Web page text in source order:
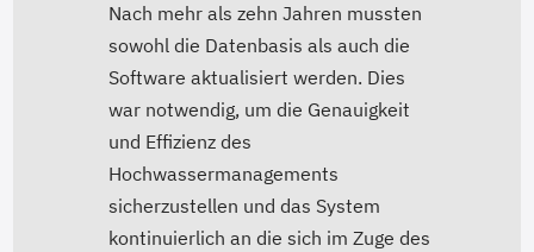
Nach mehr als zehn Jahren mussten
sowohl die Datenbasis als auch die
Software aktualisiert werden. Dies
war notwendig, um die Genauigkeit
und Effizienz des
Hochwassermanagements
sicherzustellen und das System
kontinuierlich an die sich im Zuge des